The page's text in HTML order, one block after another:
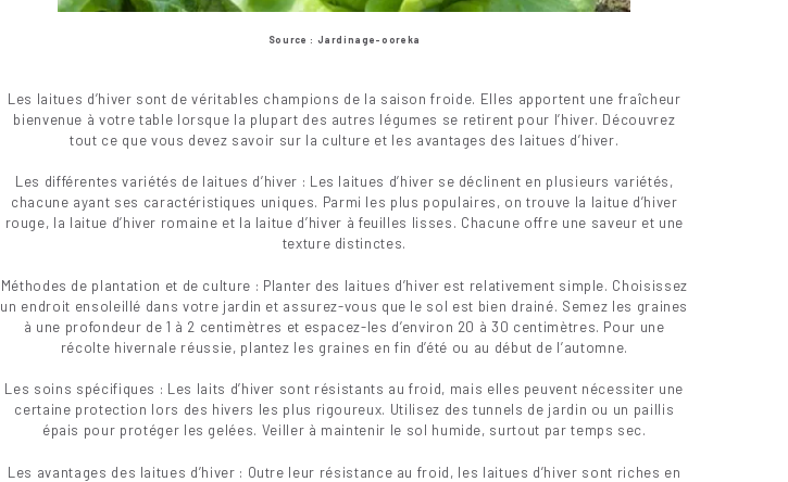
Source : Jardinage-ooreka
Les laitues d’hiver sont de véritables champions de la saison froide. Elles apportent une fraîcheur
bienvenue à votre table lorsque la plupart des autres légumes se retirent pour l’hiver. Découvrez
tout ce que vous devez savoir sur la culture et les avantages des laitues d’hiver.
Les différentes variétés de laitues d’hiver : Les laitues d’hiver se déclinent en plusieurs variétés,
chacune ayant ses caractéristiques uniques. Parmi les plus populaires, on trouve la laitue d’hiver
rouge, la laitue d’hiver romaine et la laitue d’hiver à feuilles lisses. Chacune offre une saveur et une
texture distinctes.
Méthodes de plantation et de culture : Planter des laitues d’hiver est relativement simple. Choisissez
un endroit ensoleillé dans votre jardin et assurez-vous que le sol est bien drainé. Semez les graines
à une profondeur de 1 à 2 centimètres et espacez-les d’environ 20 à 30 centimètres. Pour une
récolte hivernale réussie, plantez les graines en fin d’été ou au début de l’automne.
Les soins spécifiques : Les laits d’hiver sont résistants au froid, mais elles peuvent nécessiter une
certaine protection lors des hivers les plus rigoureux. Utilisez des tunnels de jardin ou un paillis
épais pour protéger les gelées. Veiller à maintenir le sol humide, surtout par temps sec.
Les avantages des laitues d’hiver : Outre leur résistance au froid, les laitues d’hiver sont riches en